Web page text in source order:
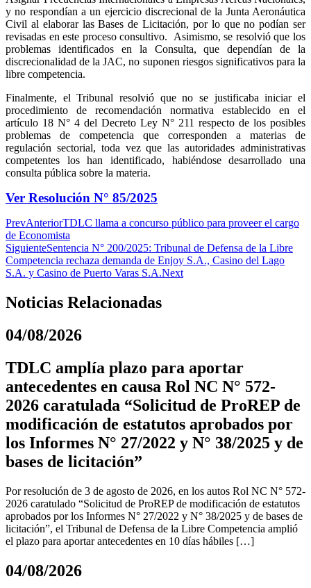
y no respondían a un ejercicio discrecional de la Junta Aeronáutica
Civil al elaborar las Bases de Licitación, por lo que no podían ser
revisadas en este proceso consultivo. Asimismo, se resolvió que los
problemas identificados en la Consulta, que dependían de la
discrecionalidad de la JAC, no suponen riesgos significativos para la
libre competencia.
Finalmente, el Tribunal resolvió que no se justificaba iniciar el
procedimiento de recomendación normativa establecido en el
artículo 18 N° 4 del Decreto Ley N° 211 respecto de los posibles
problemas de competencia que corresponden a materias de
regulación sectorial, toda vez que las autoridades administrativas
competentes los han identificado, habiéndose desarrollado una
consulta pública sobre la materia.
Ver Resolución N° 85/2025
PrevAnteriorTDLC llama a concurso público para proveer el cargo
de Economista
SiguienteSentencia N° 200/2025: Tribunal de Defensa de la Libre
Competencia rechaza demanda de Enjoy S.A., Casino del Lago
S.A. y Casino de Puerto Varas S.A.Next
Noticias Relacionadas
04/08/2026
TDLC amplía plazo para aportar
antecedentes en causa Rol NC N° 572-
2026 caratulada “Solicitud de ProREP de
modificación de estatutos aprobados por
los Informes N° 27/2022 y N° 38/2025 y de
bases de licitación”
Por resolución de 3 de agosto de 2026, en los autos Rol NC N° 572-
2026 caratulado “Solicitud de ProREP de modificación de estatutos
aprobados por los Informes N° 27/2022 y N° 38/2025 y de bases de
licitación”, el Tribunal de Defensa de la Libre Competencia amplió
el plazo para aportar antecedentes en 10 días hábiles […]
04/08/2026